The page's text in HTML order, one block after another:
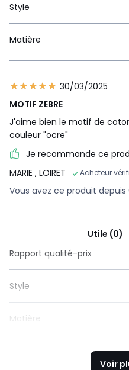
Style
Matière
30/03/2025
MOTIF ZEBRE
J'aime bien le motif de
couleur "ocre"
Je recommande ce
MARIE , LOIRET Acheteur
Vous avez ce produit depuis
Utile (0)
Rapport qualité-prix
Style
Matière
Voir